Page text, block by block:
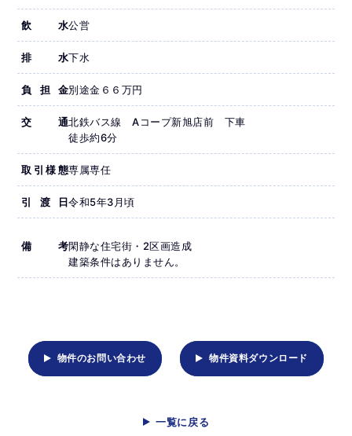
飲水公営
排水下水
負担金別途金６６万円
交通北鉄バス線 Aコープ新旭店前 下車
徒歩約6分
取引様態専属専任
引渡日令和5年3月頃
備考閑静な住宅街・2区画造成
建築条件はありません。
物件のお問い合わせ 物件資料ダウンロード
一覧に戻る